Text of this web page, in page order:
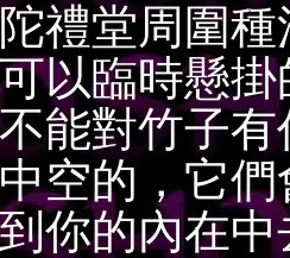
堂周圍種
以臨時懸
能對竹子
空的，它
你的內在中